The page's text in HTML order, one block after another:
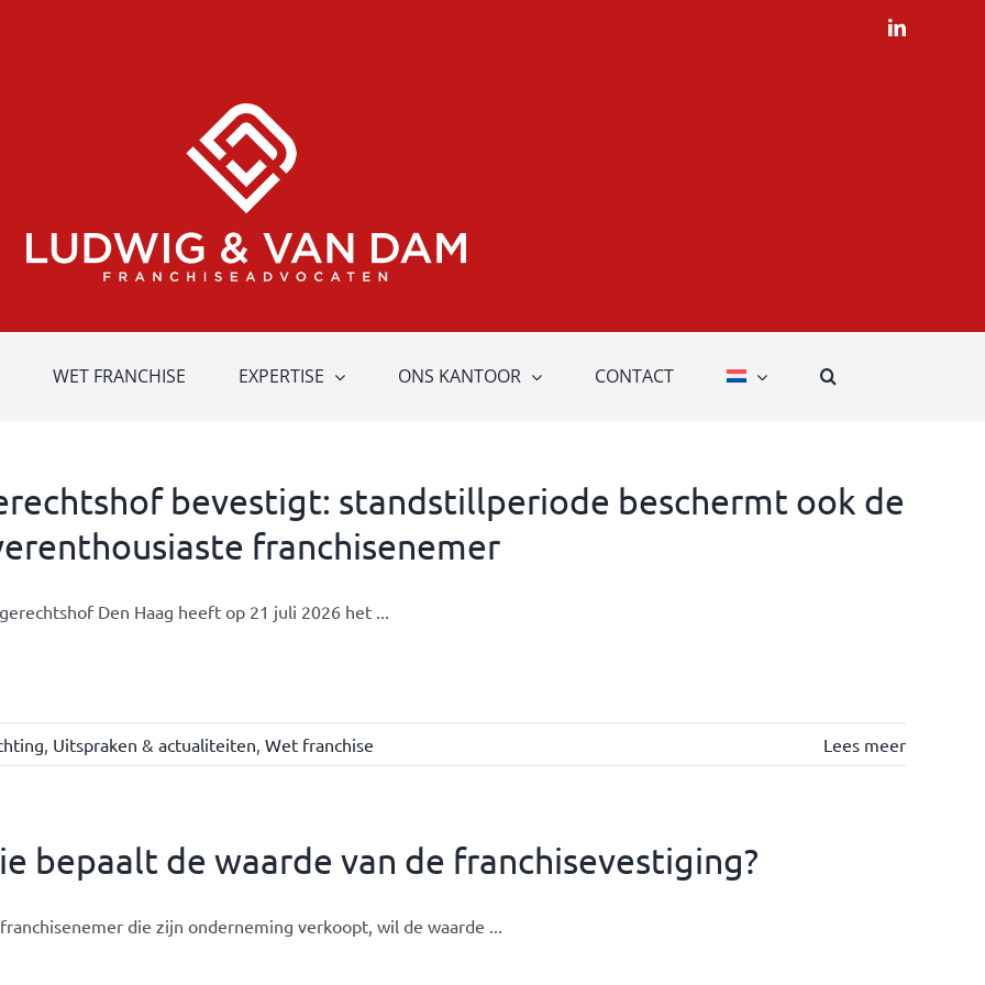
LinkedIn
WET FRANCHISE EXPERTISE ONS KANTOOR CONTACT
bevestigt: standstillperiode beschermt ook de
franchisenemer
Den Haag heeft op 21 juli 2026 het ...
, Uitspraken & actualiteiten, Wet franchise Lees meer
bepaalt de waarde van de franchisevestiging?
die zijn onderneming verkoopt, wil de waarde ...